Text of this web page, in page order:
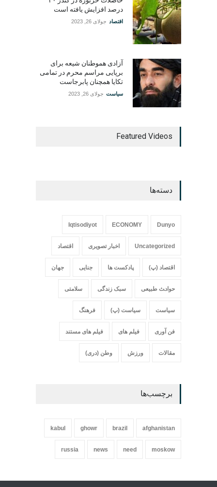
درصد افزایش یافته است
اقتصاد جولای 26, 2023
آزادی هموطنان شیعه برای
برپایی مراسم محرم در تمامی
تکایا همچنان پابرجاست
سیاست جولای 26, 2023
Featured Videos
دسته‌ها
Dunyo
ECONOMY
Iqtisodiyot
Uncategorized اخبار تصویری اقتصاد
اقتصاد (پ) پادکست ها جنایی جهان
حواد‍‍‍ث طبیعی سبک زندگی سلامتی
سیاست سیاست (پ) فرهنگ
فن آوری فیلم های فیلم های مستند
مقالات ورزش وطن (دری)
برچسب‌ها
afghanistan
brazil
ghowr
kabul
moskow
need
news
russia